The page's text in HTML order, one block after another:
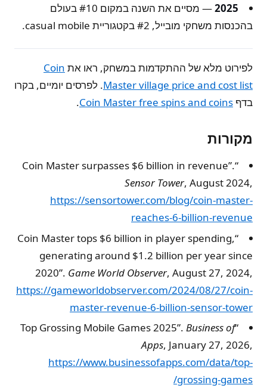
2025
— מסיים את השנה במקום #10 בעולם
בהכנסות משחקי מובייל, #2 בקטגוריית casual mobile.
לפירוט מלא של ההתקדמות במשחק, ראו את Coin
Master village price and cost list. לפרסים יומיים, בקרו
בדף Coin Master free spins and coins
.
מקורות
“Coin Master surpasses $6 billion in revenue”.
Sensor Tower, August 2024,
https://sensortower.com/blog/coin-master-
reaches-6-billion-revenue
“Coin Master tops $6 billion in player spending,
generating around $1.2 billion per year since
2020”. Game World Observer, August 27, 2024,
https://gameworldobserver.com/2024/08/27/coin-
master-revenue-6-billion-sensor-tower
“Top Grossing Mobile Games 2025”.
Business of
Apps, January 27, 2026,
https://www.businessofapps.com/data/top-
grossing-games/